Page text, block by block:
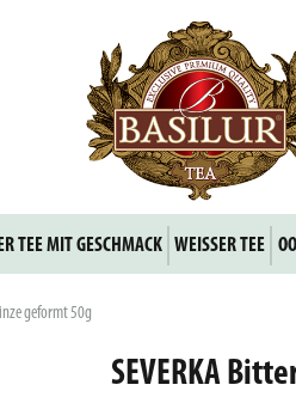
TEE MIT GESCHMACK WEISSER TEE
geformt 50g
SEVERKA